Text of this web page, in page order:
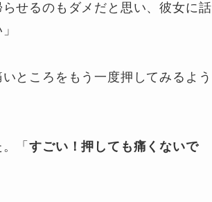
せるのもダメだと思い、彼女に話
ところをもう一度押してみるよう
。「すごい！押しても痛くないで